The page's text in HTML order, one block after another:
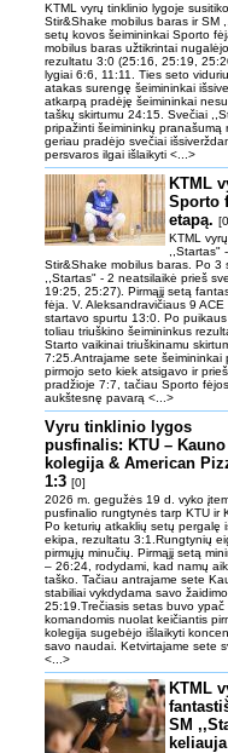
KTML vyrų tinklinio lygoje
Stir&Shake mobilus baras ir SM
setų kovos šeimininkai Sporto
mobilus baras užtikrintai
rezultatu 3:0 (25:16, 25:19,
lygiai 6:6, 11:11. Ties seto
atakas surengę šeimininkai
atkarpą pradėję šeimininkai
taškų skirtumu 24:15. Svečiai
pripažinti šeimininkų
geriau pradėjo svečiai
persvaros ilgai išlaikyti <...>
KTML
Sporto
etapą.
KTML
,,Startas"
Stir&Shake mobilus baras. Po 3
,,Startas" - 2 neatsilaikė prieš
19:25, 25:27). Pirmąjį setą
fėja. V. Aleksandravičiaus 9
startavo spurtu 13:0. Po
toliau triuškino šeimininkus
Starto vaikinai triuškinamu
7:25.Antrajame sete šeimininkai
pirmojo seto kiek atsigavo ir
pradžioje 7:7, tačiau Sporto
aukštesnę pavarą <...>
Vyru tinklinio lygos
pusfinalis: KTU – Kauno
kolegija & American
1:3 [0]
2026 m. gegužės 19 d. vyko
pusfinalio rungtynės tarp KTU ir
Po keturių atkaklių setų pergalę
ekipa, rezultatu 3:1.Rungtynių
pirmųjų minučių. Pirmąjį setą
– 26:24, rodydami, kad namų
taško. Tačiau antrajame sete
stabiliai vykdydama savo
25:19.Trečiasis setas buvo
komandomis nuolat keičiantis
kolegija sugebėjo išlaikyti
savo naudai. Ketvirtajame sete
<...>
KTML
SM